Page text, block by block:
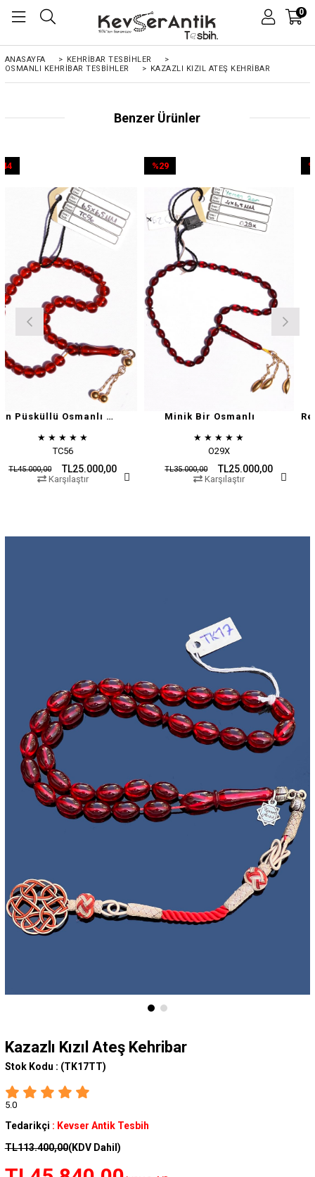
0
ANASAYFA > KEHRIBAR TESBIHLER
>
OSMANLI KEHRİBAR TESBİHLER
> KAZAZLI KIZIL ATEŞ KEHRIBAR
Benzer Ürünler
Altın Püsküllü Osmanlı Zar
★ ★
TL25.000,00
Karşılaştır
Minik Bir Osmanlı
★ ★
TL25.000,00
TL35.000,00
%29İndirim
Karşılaştır
%44İndirim
Kazazlı Kızıl Ateş Kehribar
Stok Kodu : (TK17TT)
5.0
Tedarikçi : Kevser Antik Tesbih
TL113.400,00(KDV Dahil)